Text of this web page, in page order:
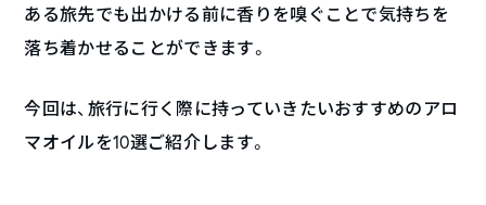
ある旅先でも出かける前に香りを嗅ぐことで気持ちを
落ち着かせることができます。
今回は、旅行に行く際に持っていきたいおすすめのアロ
マオイルを10選ご紹介します。